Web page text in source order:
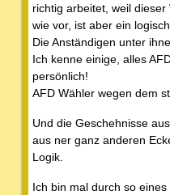
richtig arbeitet, weil
wie vor, ist aber ein
Die Anständigen unter
Ich kenne einige, alles
persönlich!
AFD Wähler wegen dem
Und die Geschehnisse
aus ner ganz anderen
Logik.
Ich bin mal durch so